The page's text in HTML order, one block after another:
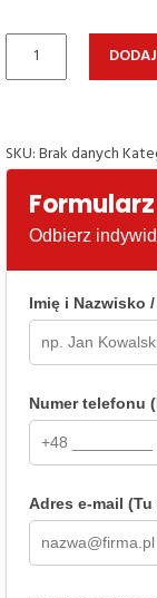
ilość
HELI
CPD50
G2A11LI
SKU:Brak danych
Odbierz
Imię i Nazwisko
Numer telefonu
Adres e-mail